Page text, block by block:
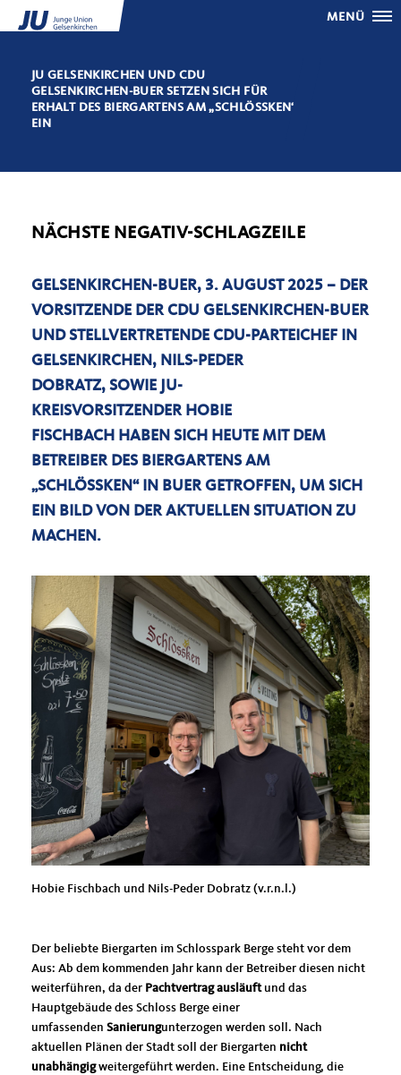
MENÜ
JU GELSENKIRCHEN UND CDU
GELSENKIRCHEN-BUER SETZEN SICH FÜR
ERHALT DES BIERGARTENS AM „SCHLÖSSKEN“
EIN
NÄCHSTE NEGATIV-SCHLAGZEILE
GELSENKIRCHEN-BUER, 3. AUGUST 2025 – DER
VORSITZENDE DER CDU GELSENKIRCHEN-BUER
UND STELLVERTRETENDE CDU-PARTEICHEF IN
GELSENKIRCHEN, NILS- PEDER
DOBRATZ, SOWIE JU-
KREISVORSITZENDER HOBIE
FISCHBACH
HABEN SICH HEUTE MIT DEM
BETREIBER DES BIERGARTENS AM
SCHLÖSSKEN“ IN BUER GETROFFEN, UM SICH
EIN BILD VON DER AKTUELLEN SITUATION ZU
MACHEN.
Hobie Fischbach und Nils-Peder Dobratz (v.r.n.l.)
Der beliebte Biergarten im Schlosspark Berge steht vor dem
Aus: Ab dem kommenden Jahr kann der Betreiber diesen nicht
weiterführen, da der Pachtvertrag ausläuftund das
Hauptgebäude des Schloss Berge einer
umfassenden Sanierungunterzogen werden soll. Nach
aktuellen Plänen der Stadt soll der Biergarten nicht
unabhängig weitergeführt werden. Eine Entscheidung, die